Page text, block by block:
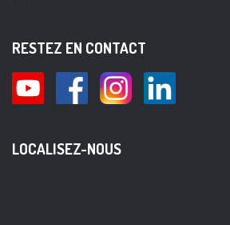
RESTEZ EN CONTACT
LOCALISEZ-NOUS